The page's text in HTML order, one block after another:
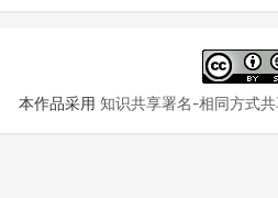
本作品采用 知识共享署名-相同方式